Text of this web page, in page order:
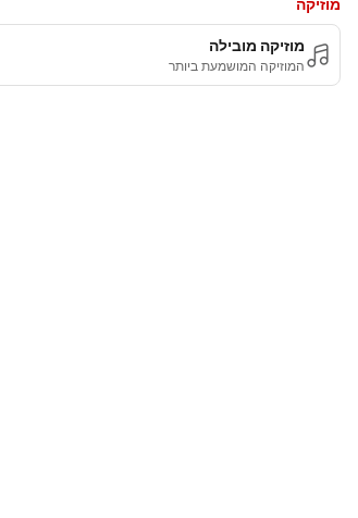
מוזיקה
מוזיקה מובילה
המוזיקה המושמעת ביותר